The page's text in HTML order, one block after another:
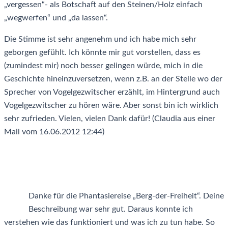
„vergessen“- als Botschaft auf den Steinen/Holz einfach
„wegwerfen“ und „da lassen“.
Die Stimme ist sehr angenehm und ich habe mich sehr
geborgen gefühlt. Ich könnte mir gut vorstellen, dass es
(zumindest mir) noch besser gelingen würde, mich in die
Geschichte hineinzuversetzen, wenn z.B. an der Stelle wo der
Sprecher von Vogelgezwitscher erzählt, im Hintergrund auch
Vogelgezwitscher zu hören wäre. Aber sonst bin ich wirklich
sehr zufrieden. Vielen, vielen Dank dafür! (Claudia aus einer
Mail vom 16.06.2012 12:44)
Danke für die Phantasiereise „Berg-der-Freiheit“. Deine
Beschreibung war sehr gut. Daraus konnte ich
verstehen wie das funktioniert und was ich zu tun habe. So